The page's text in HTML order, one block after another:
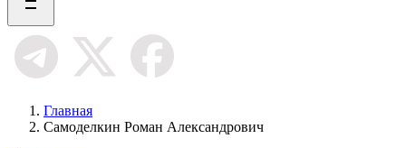
Главная
Самоделкин Роман Александрович